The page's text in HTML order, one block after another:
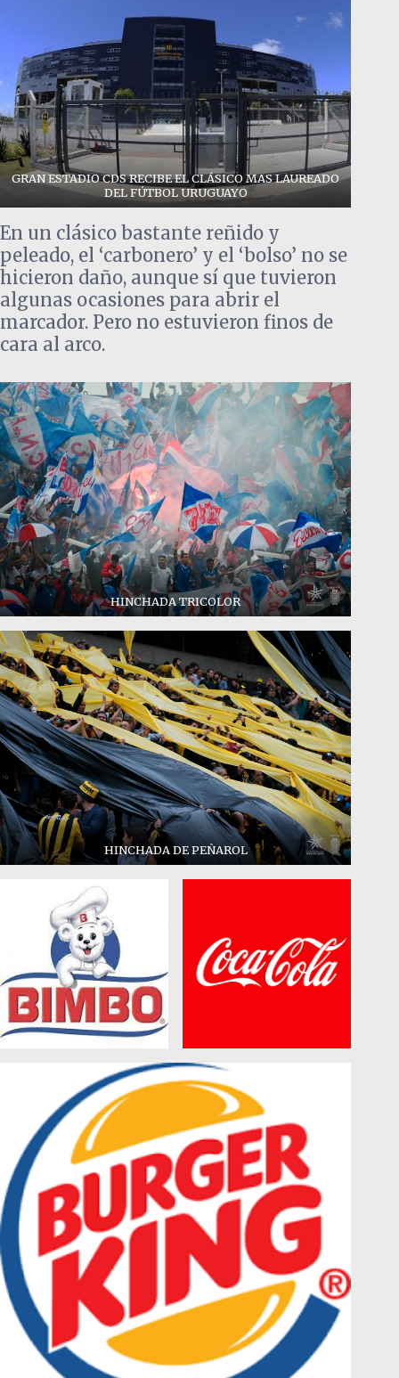
GRAN ESTADIO CDS RECIBE EL CLÁSICO MAS LAUREADO
DEL FÚTBOL URUGUAYO
En un clásico bastante reñido y
peleado, el ‘carbonero’ y el ‘bolso’ no se
hicieron daño, aunque sí que tuvieron
algunas ocasiones para abrir el
marcador. Pero no estuvieron finos de
cara al arco.
HINCHADA TRICOLOR
HINCHADA DE PEÑAROL